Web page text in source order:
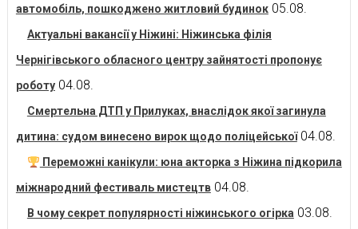
автомобіль, пошкоджено житловий будинок 05.08.
Актуальні вакансії у Ніжині: Ніжинська філія
Чернігівського обласного центру зайнятості пропонує
роботу 04.08.
Смертельна ДТП у Прилуках, внаслідок якої загинула
дитина: судом винесено вирок щодо поліцейської 04.08.
Переможні канікули: юна акторка з Ніжина підкорила
міжнародний фестиваль мистецтв 04.08.
В чому секрет популярності ніжинського огірка 03.08.